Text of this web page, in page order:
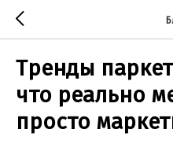
Тренды
что реально
просто